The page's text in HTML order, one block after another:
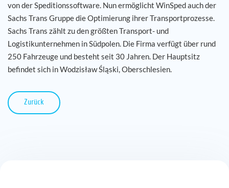
von der Speditionssoftware. Nun ermöglicht WinSped auch der
Sachs Trans Gruppe die Optimierung ihrer Transportprozesse.
Sachs Trans zählt zu den größten Transport- und
Logistikunternehmen in Südpolen. Die Firma verfügt über rund
250 Fahrzeuge und besteht seit 30 Jahren. Der Hauptsitz
befindet sich in Wodzisław Śląski, Oberschlesien.
Zurück